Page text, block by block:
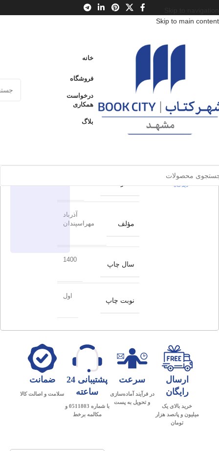
Skip to main content
خانه
فروشگاه
درخواست
همکاری
بلاگ
محصولات / کتاب بزرگسال
فروخته شده
0 بدون
دیدگاه
اوستا
مؤلف
آذرباد
مهراسپندان
سال چاپ
1400
نوبت چاپ
اول
ارسال
رایگان
خرید بالای یک
میلیون و پانصد هزار
تومان
سرعت
در فرآیند آماده‌سازی
و تحویل به پست
پشتیبانی 24
ساعته
با شماره 0511803 و
مکالمه برخط
ضمانت
سلامت و اصالت کالا